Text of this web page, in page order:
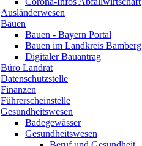
Ausländerwesen
Bauen
Bauen - Bayern Portal
Bauen im Landkreis Bamberg
Digitaler Bauantrag
Büro Landrat
Datenschutzstelle
Finanzen
Führerscheinstelle
Gesundheitswesen
Badegewässer
Gesundheitswesen